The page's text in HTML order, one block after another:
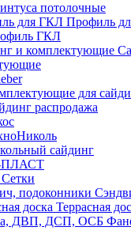
потолочные
Профиль
ГКЛ
для
распродажа
сайдинг
Сетки
Террасная